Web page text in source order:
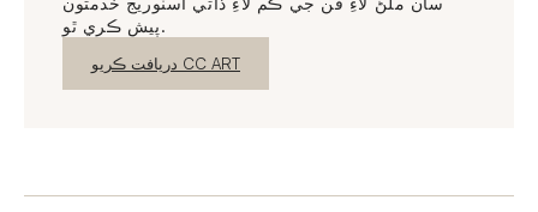
پيش ڪري ٿو.
نئين ونڊو دريافت ڪريو CC ART